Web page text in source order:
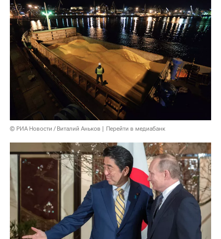
© РИА Новости / Виталий Аньков Перейти в медиабанк